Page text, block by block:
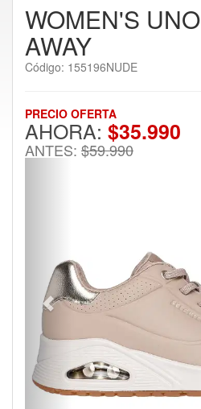
WOMEN'S
AWAY
Código: 155196NUDE
PRECIO OFERTA
AHORA: $35.990
ANTES: $59.990